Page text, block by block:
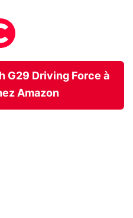
G29 Driving Force à
Amazon